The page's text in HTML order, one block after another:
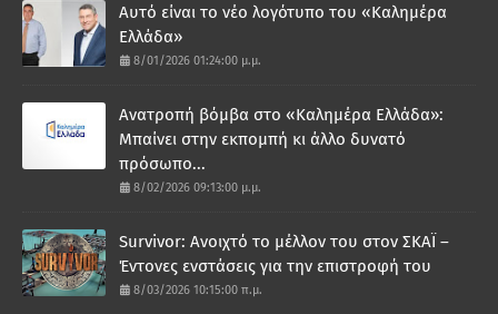
Αυτό είναι το νέο λογότυπο του «Καλημέρα
Ελλάδα»
8/01/2026 01:24:00 μ.μ.
Ανατροπή βόμβα στο «Καλημέρα Ελλάδα»:
Μπαίνει στην εκπομπή κι άλλο δυνατό
πρόσωπο...
8/02/2026 09:13:00 μ.μ.
Survivor: Ανοιχτό το μέλλον του στον ΣΚΑΪ –
Έντονες ενστάσεις για την επιστροφή του
8/03/2026 10:15:00 π.μ.